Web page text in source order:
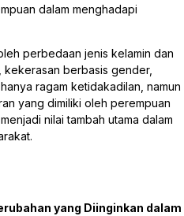
dalam menghadapi
perbedaan jenis kelamin dan
berbasis gender,
ragam ketidakadilan, namun
yang dimiliki oleh perempuan
nilai tambah utama dalam
yang Diinginkan dalam